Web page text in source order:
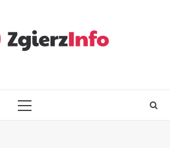
PRIMARY